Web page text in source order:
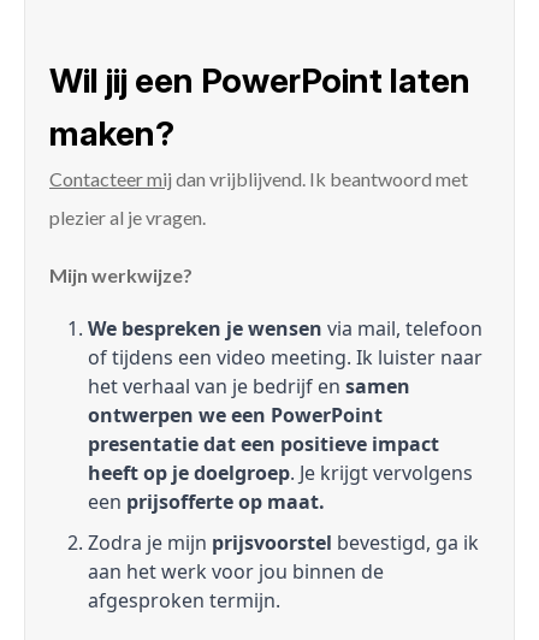
Wil jij een PowerPoint laten
maken?
Contacteer mij dan vrijblijvend. Ik beantwoord met
plezier al je vragen.
Mijn werkwijze?
We bespreken je wensen via mail, telefoon
of tijdens een video meeting. Ik luister naar
het verhaal van je bedrijf en samen
ontwerpen we een PowerPoint
presentatie dat een positieve impact
heeft op je doelgroep. Je krijgt vervolgens
een prijsofferte op maat.
Zodra je mijn prijsvoorstel bevestigd, ga ik
aan het werk voor jou binnen de
afgesproken termijn.